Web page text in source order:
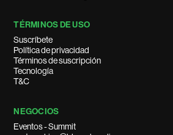
TÉRMINOS DE USO
Suscríbete
Política de privacidad
Términos de suscripción
Tecnología
T&C
NEGOCIOS
Eventos - Summit